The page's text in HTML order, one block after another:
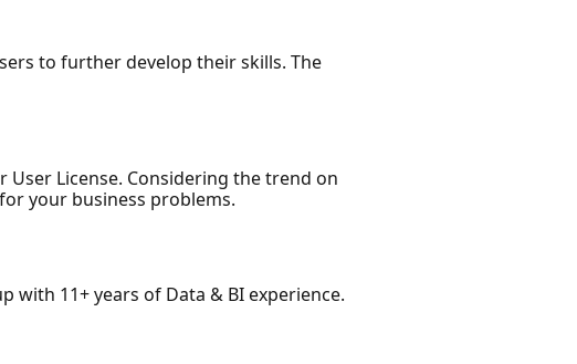
to further develop their skills. The
License. Considering the trend on
your business problems.
with 11+ years of Data & BI experience.